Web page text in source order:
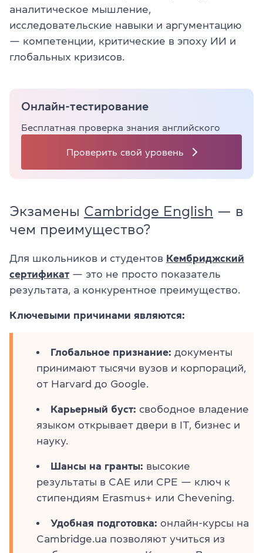
аналитическое мышление,
исследовательские навыки и аргументацию
— компетенции, критические в эпоху ИИ и
глобальных кризисов.
Онлайн-тестирование
Бесплатная проверка знания английского
Проверить свой уровень
Экзамены Cambridge English — в
чем преимущество?
Для школьников и студентов Кембриджский
сертификат — это не просто показатель
результата, а конкурентное преимущество.
Ключевыми причинами являются:
Глобальное признание: документы
принимают тысячи вузов и корпораций,
от Harvard до Google.
Карьерный буст: свободное владение
языком открывает двери в IT, бизнес и
науку.
Шансы на гранты: высокие
результаты в CAE или CPE — ключ к
стипендиям Erasmus+ или Chevening.
Удобная подготовка: онлайн-курсы на
Cambridge.ua позволяют учиться из